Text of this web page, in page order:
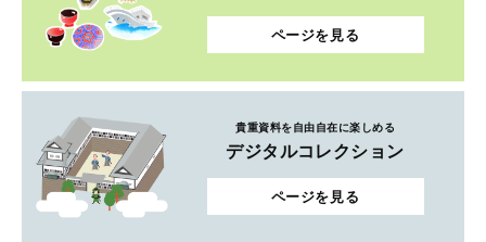
ページを見る
貴重資料を自由自在に楽しめる
デジタルコレクション
ページを見る